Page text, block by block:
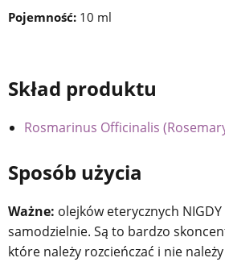
Pojemność: 10 ml
Skład produktu
Rosmarinus Officinalis
Sposób użycia
Ważne: olejków eterycznych
samodzielnie. Są to bardzo
które należy rozcieńczać i nie